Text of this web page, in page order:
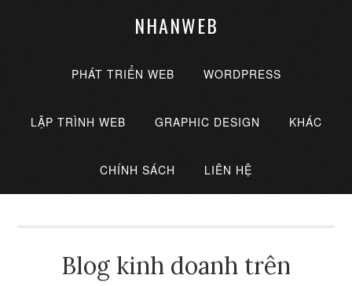
NHANWEB
PHÁT TRIỂN WEB WORDPRESS
LẬP TRÌNH WEB GRAPHIC DESIGN KHÁC
CHÍNH SÁCH LIÊN HỆ
Blog kinh doanh trên